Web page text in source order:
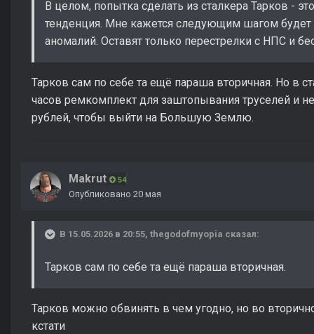
В целом, попытка сделать из сталкера Тарков -
тенденция. Мне кажется следующим шагом будет
аномалий. Оставят только перестрелки с НПС и
Тарков сам по себе та ещё параша вторичная. Но в
часов ремкомплект для заштопывания труселей и
рублей, чтобы выйти на Большую Землю.
Makrut 54
Опубликовано 20 мая
В 15.05.2026 в 20:55, thegodofmyopia сказал:
Тарков сам по себе та ещё параша вторичная.
Тарков можно обвинять в чем угодно, но во
кстати